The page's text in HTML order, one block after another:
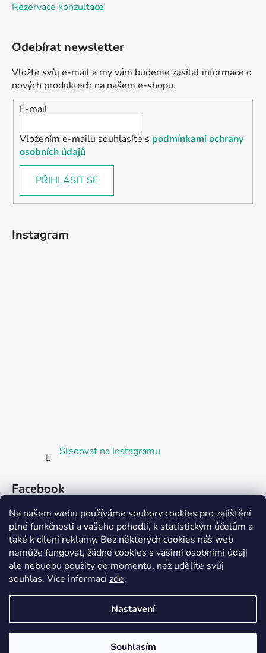
Na našem webu používáme soubory cookies pro zajištění
plné funkčnosti a vašeho pohodlí, k statistickým účelům a
také k cílení reklamy. Bez některých cookies náš web
nemůže fungovat, žádné cookies s vašimi osobními údaji
ale nebudou použity do momentu, než udělíte svůj
souhlas. Více informacízde.
Nastavení
Souhlasím
Rezervace konzultace
Odebírat newsletter
Vložte svůj e-mail a my vám budeme zasílat informace o
nových produktech na našem e-shopu.
E-mail
Vložením e-mailu souhlasíte s podmínkami ochrany
osobních údajů
PŘIHLÁSIT SE
Instagram
Sledovat na Instagramu
Facebook
Partnerská prodejna Barefoot Plzeň
Vytvořil Shoptet
Bosorka Plzeň